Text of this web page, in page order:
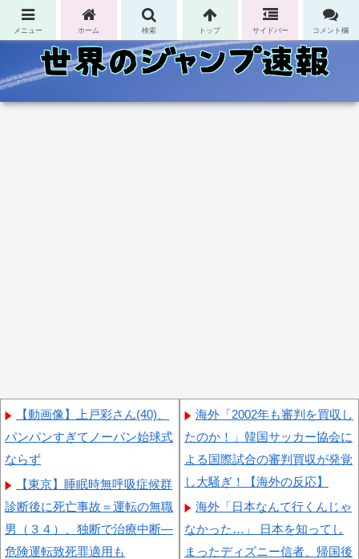
コンテンツへスキップ
【動画像】上戸彩さん(40)、
パンパンすぎてノーバン始球式
ならず
【東京】睡眠時無呼吸症候群
診断後に死亡事故＝運転の無職
男（３４）、独断で治療中断―
危険運転致死罪適用も
海外「2002年も審判を買収し
たのか！」韓国サッカー協会に
よる国際試合の審判買収が発覚
し大騒ぎ！【海外の反応】
海外「日本なんて行くんじゃ
なかった…」 日本を知ってし
まったディズニー信者、帰国後
メニュー ホーム 検索 トップ サイドバー コメント欄